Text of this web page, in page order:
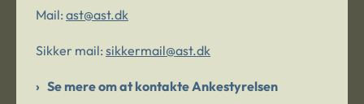
Mail: ast@ast.dk
Sikker mail: sikkermail@ast.dk
Se mere om at kontakte Ankestyrelsen